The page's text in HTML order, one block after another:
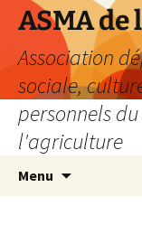
Aller
contenu
ASMA de
Association
sociale,
personnels
l'agriculture
Menu